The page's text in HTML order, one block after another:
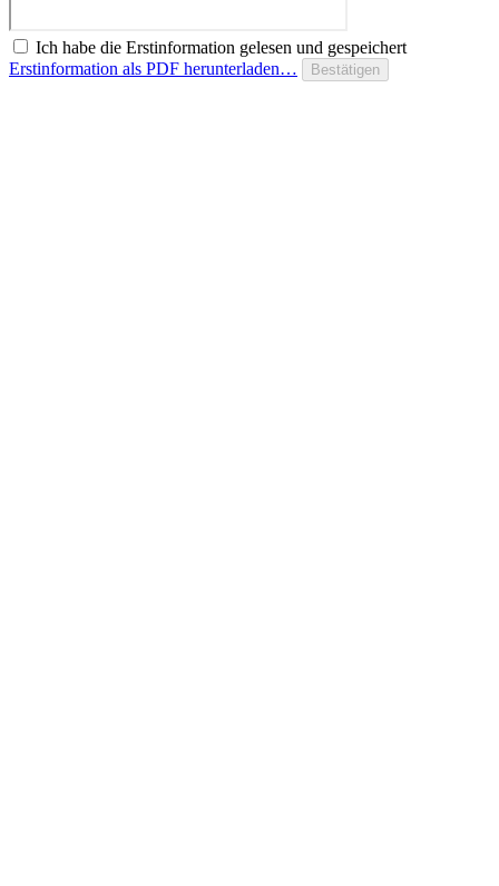
Ich habe die Erstinformation gelesen und gespeichert
Erstinformation als PDF herunterladen…
Bestätigen